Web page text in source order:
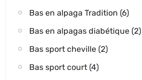
Bas en alpaga Tradition (6)
Bas en alpagas diabétique (2)
Bas sport cheville (2)
Bas sport court (4)